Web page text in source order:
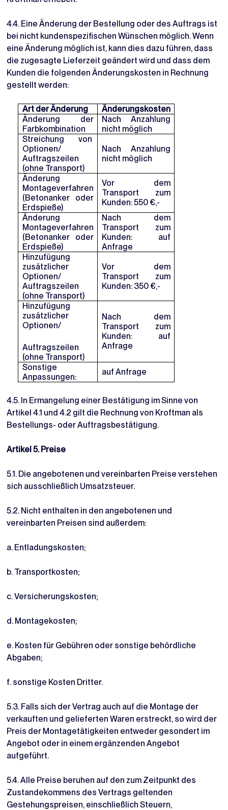
4.4. Eine Änderung der Bestellung oder des Auftrags ist
bei nicht kundenspezifischen Wünschen möglich. Wenn
eine Änderung möglich ist, kann dies dazu führen, dass
die zugesagte Lieferzeit geändert wird und dass dem
Kunden die folgenden Änderungskosten in Rechnung
gestellt werden:
Art der Änderung
Änderungskosten
Änderung der
Farbkombination
Nach Anzahlung
nicht möglich
Streichung von
Optionen/
Auftragszeilen
(ohne Transport)
Nach Anzahlung
nicht möglich
Änderung
Montageverfahren
(Betonanker oder
Erdspieße)
Vor dem
Transport zum
Kunden: 550 €,-
Änderung
Montageverfahren
(Betonanker oder
Erdspieße)
Nach dem
Transport zum
Kunden: auf
Anfrage
Hinzufügung
zusätzlicher
Optionen/
Auftragszeilen
(ohne Transport)
Vor dem
Transport zum
Kunden: 350 €,-
Hinzufügung
zusätzlicher
Optionen/
Auftragszeilen
(ohne Transport)
Nach dem
Transport zum
Kunden: auf
Anfrage
Sonstige
Anpassungen:
auf Anfrage
4.5. In Ermangelung einer Bestätigung im Sinne von
Artikel 4.1 und 4.2 gilt die Rechnung von Kroftman als
Bestellungs- oder Auftragsbestätigung.
Artikel 5. Preise
5.1. Die angebotenen und vereinbarten Preise verstehen
sich ausschließlich Umsatzsteuer.
5.2. Nicht enthalten in den angebotenen und
vereinbarten Preisen sind außerdem:
a. Entladungskosten;
b. Transportkosten;
c. Versicherungskosten;
d. Montagekosten;
e. Kosten für Gebühren oder sonstige behördliche
Abgaben;
f. sonstige Kosten Dritter.
5.3. Falls sich der Vertrag auch auf die Montage der
verkauften und gelieferten Waren erstreckt, so wird der
Preis der Montagetätigkeiten entweder gesondert im
Angebot oder in einem ergänzenden Angebot
aufgeführt.
5.4. Alle Preise beruhen auf den zum Zeitpunkt des
Zustandekommens des Vertrags geltenden
Gestehungspreisen, einschließlich Steuern,